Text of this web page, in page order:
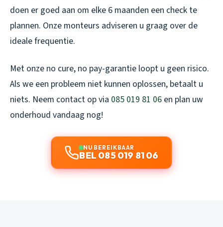
doen er goed aan om elke 6 maanden een check te
plannen. Onze monteurs adviseren u graag over de
ideale frequentie.
Met onze no cure, no pay-garantie loopt u geen risico.
Als we een probleem niet kunnen oplossen, betaalt u
niets. Neem contact op via 085 019 81 06 en plan uw
onderhoud vandaag nog!
NU BEREIKBAAR
BEL 085 019 81 06